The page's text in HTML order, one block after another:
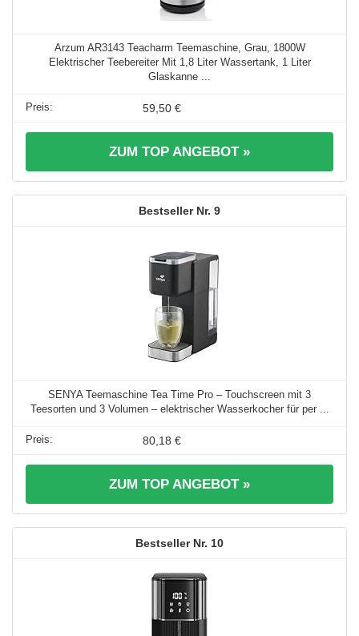
Arzum AR3143 Teacharm Teemaschine, Grau, 1800W
Elektrischer Teebereiter Mit 1,8 Liter Wassertank, 1 Liter
Glaskanne ...
59,50 €
ZUM TOP ANGEBOT »
9
SENYA Teemaschine Tea Time Pro – Touchscreen mit 3
Teesorten und 3 Volumen – elektrischer Wasserkocher für per ...
80,18 €
ZUM TOP ANGEBOT »
10